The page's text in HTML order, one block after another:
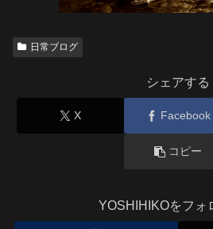
日常ブログ
シェアする
X Facebook
コピー
YOSHIHIKOをフォ